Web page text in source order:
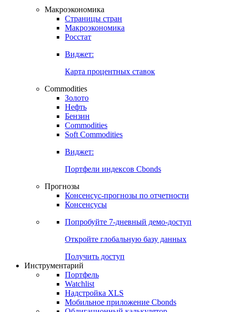
Макроэкономика
Страницы стран
Макроэкономика
Росстат
Виджет:
Карта процентных ставок
Commodities
Золото
Нефть
Бензин
Commodities
Soft Commodities
Виджет:
Портфели индексов Cbonds
Прогнозы
Консенсус-прогнозы по отчетности
Консенсусы
Попробуйте 7-дневный демо-доступ
Откройте глобальную базу данных
Получить доступ
Инструментарий
Портфель
Watchlist
Надстройка XLS
Мобильное приложение Cbonds